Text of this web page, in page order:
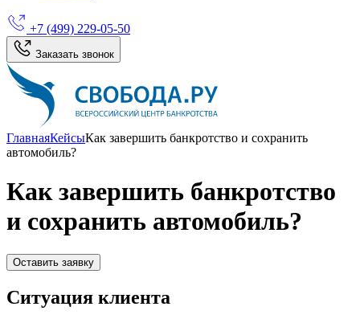
+7 (499) 229-05-50
Заказать звонок
ГлавнаяКейсыКак завершить банкротство и сохранить
автомобиль?
Как завершить банкротство
и сохранить автомобиль?
Оставить заявку
Ситуация клиента